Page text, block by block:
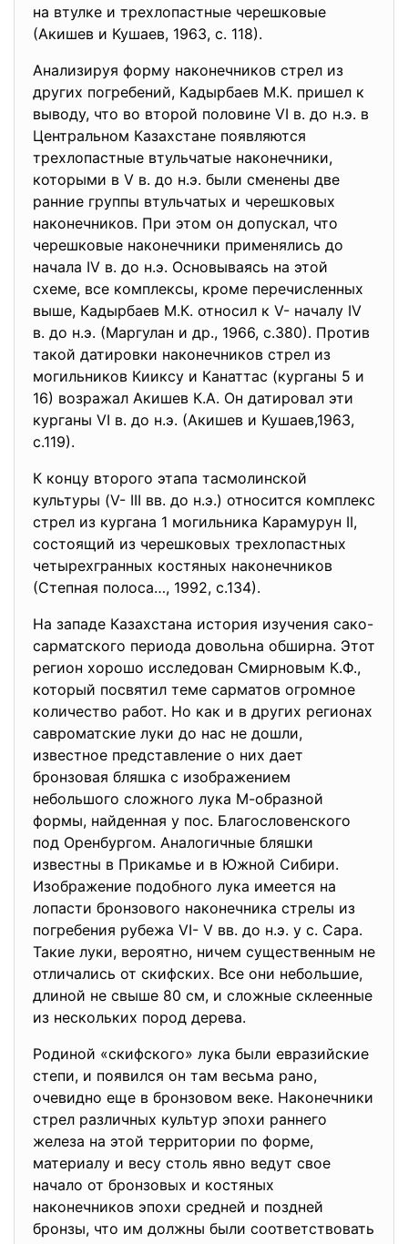
на втулке и трехлопастные черешковые
(Акишев и Кушаев, 1963, с. 118).
Анализируя форму наконечников стрел из
других погребений, Кадырбаев М.К. пришел к
выводу, что во второй половине VI в. до н.э. в
Центральном Казахстане появляются
трехлопастные втульчатые наконечники,
которыми в V в. до н.э. были сменены две
ранние группы втульчатых и черешковых
наконечников. При этом он допускал, что
черешковые наконечники применялись до
начала IV в. до н.э. Основываясь на этой
схеме, все комплексы, кроме перечисленных
выше, Кадырбаев М.К. относил к V- началу IV
в. до н.э. (Маргулан и др., 1966, с.380). Против
такой датировки наконечников стрел из
могильников Кииксу и Канаттас (курганы 5 и
16) возражал Акишев К.А. Он датировал эти
курганы VI в. до н.э. (Акишев и Кушаев,1963,
с.119).
К концу второго этапа тасмолинской
культуры (V- III вв. до н.э.) относится комплекс
стрел из кургана 1 могильника Карамурун II,
состоящий из черешковых трехлопастных
четырехгранных костяных наконечников
(Степная полоса…, 1992, с.134).
На западе Казахстана история изучения сако-
сарматского периода довольна обширна. Этот
регион хорошо исследован Смирновым К.Ф.,
который посвятил теме сарматов огромное
количество работ. Но как и в других регионах
савроматские луки до нас не дошли,
известное представление о них дает
бронзовая бляшка с изображением
небольшого сложного лука М-образной
формы, найденная у пос. Благословенского
под Оренбургом. Аналогичные бляшки
известны в Прикамье и в Южной Сибири.
Изображение подобного лука имеется на
лопасти бронзового наконечника стрелы из
погребения рубежа VI- V вв. до н.э. у с. Сара.
Такие луки, вероятно, ничем существенным не
отличались от скифских. Все они небольшие,
длиной не свыше 80 см, и сложные склеенные
из нескольких пород дерева.
Родиной «скифского» лука были евразийские
степи, и появился он там весьма рано,
очевидно еще в бронзовом веке. Наконечники
стрел различных культур эпохи раннего
железа на этой территории по форме,
материалу и весу столь явно ведут свое
начало от бронзовых и костяных
наконечников эпохи средней и поздней
бронзы, что им должны были соответствовать